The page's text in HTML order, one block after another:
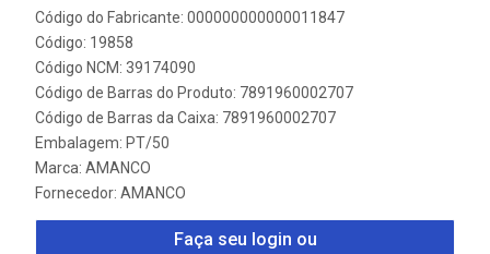
Código do Fabricante: 000000000000011847
Código: 19858
Código NCM: 39174090
Código de Barras do Produto: 7891960002707
Código de Barras da Caixa: 7891960002707
Embalagem: PT/50
Marca: AMANCO
Fornecedor: AMANCO
Faça seu login ou